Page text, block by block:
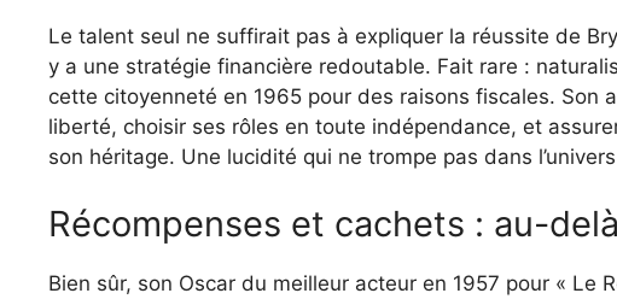
Le talent seul ne suffirait pas à expliquer la réussite de
y a une stratégie financière redoutable. Fait rare :
cette citoyenneté en 1965 pour des raisons fiscales. Son
liberté, choisir ses rôles en toute indépendance, et
son héritage. Une lucidité qui ne trompe pas dans
Récompenses et cachets : au-
Bien sûr, son Oscar du meilleur acteur en 1957 pour « Le